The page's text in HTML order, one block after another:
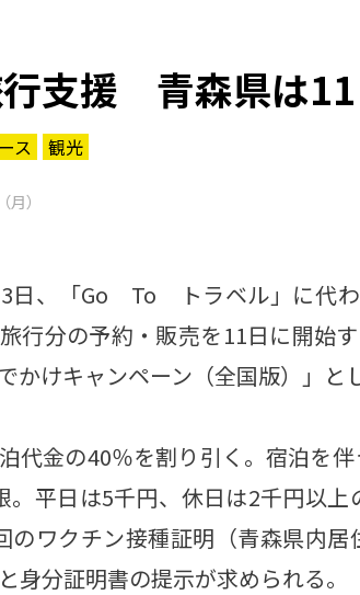
支援 青森県は
ス 観光
）
日、「Go To トラベル」に代わ
行分の予約・販売を11日に開始
かけキャンペーン（全国版）」と
代金の40％を割り引く。宿泊を
。平日は5千円、休日は2千円以
のワクチン接種証明（青森県内
身分証明書の提示が求められる。